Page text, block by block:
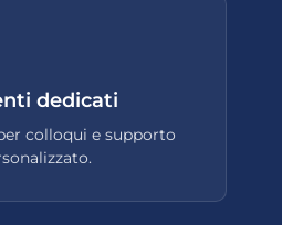
dedicati
colloqui e supporto